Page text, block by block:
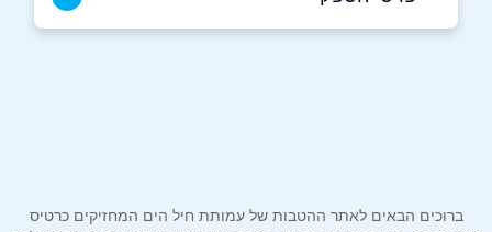
ברוכים הבאים לאתר ההטבות של עמותת חיל הים המחזיקים כרטיס